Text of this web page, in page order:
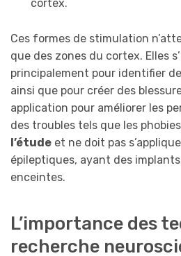
cortex.
Ces formes de stimulation
que des zones du cortex. Elles
principalement pour identifier
ainsi que pour créer des
application pour améliorer les
des troubles tels que les
l’étude et ne doit pas
épileptiques, ayant des
enceintes.
L’importance des
recherche